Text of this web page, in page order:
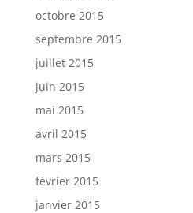
octobre 2015
septembre 2015
juillet 2015
juin 2015
mai 2015
avril 2015
mars 2015
février 2015
janvier 2015